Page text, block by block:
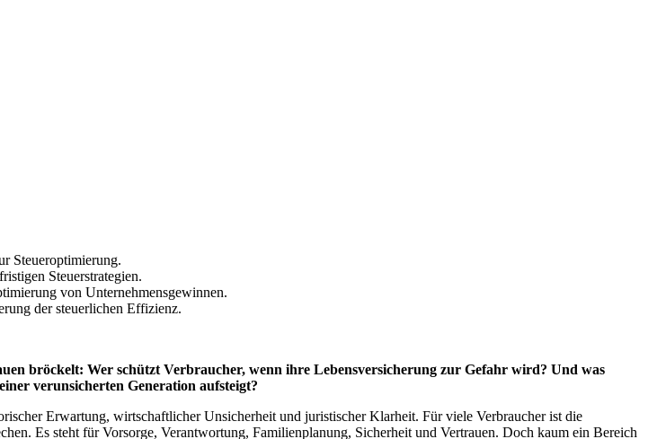
Steueroptimierung.
Steuerstrategien.
von Unternehmensgewinnen.
der steuerlichen Effizienz.
bröckelt: Wer schützt Verbraucher, wenn ihre Lebensversicherung zur Gefahr wird? Und was
verunsicherten Generation aufsteigt?
Erwartung, wirtschaftlicher Unsicherheit und juristischer Klarheit. Für viele Verbraucher ist die
Es steht für Vorsorge, Verantwortung, Familienplanung, Sicherheit und Vertrauen. Doch kaum ein Bereich